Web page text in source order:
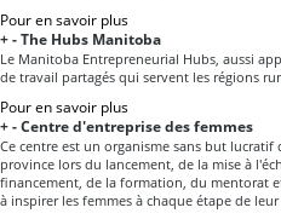
Pour en savoir plus
+-The Hubs Manitoba
Le Manitoba Entrepreneurial Hubs, aussi
de travail partagés qui servent les régions
Pour en savoir plus
+-Centre d'entreprise des femmes
Ce centre est un organisme sans but
province lors du lancement, de la mise à
financement, de la formation, du mentorat
à inspirer les femmes à chaque étape de